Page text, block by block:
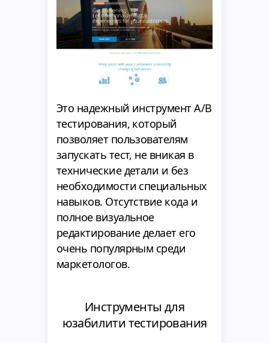
Это надежный инструмент A/B
тестирования, который
позволяет пользователям
запускать тест, не вникая в
технические детали и без
необходимости специальных
навыков. Отсутствие кода и
полное визуальное
редактирование делает его
очень популярным среди
маркетологов.
Инструменты для
юзабилити тестирования